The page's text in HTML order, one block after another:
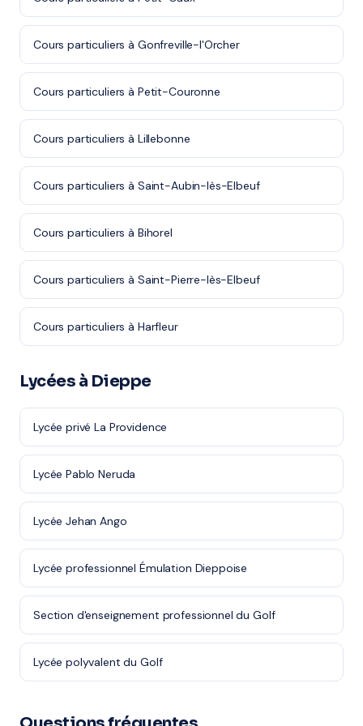
Cours particuliers à Gonfreville-l'Orcher
Cours particuliers à Petit-Couronne
Cours particuliers à Lillebonne
Cours particuliers à Saint-Aubin-lès-Elbeuf
Cours particuliers à Bihorel
Cours particuliers à Saint-Pierre-lès-Elbeuf
Cours particuliers à Harfleur
Lycées à Dieppe
Lycée privé La Providence
Lycée Pablo Neruda
Lycée Jehan Ango
Lycée professionnel Émulation Dieppoise
Section d'enseignement professionnel du Golf
Lycée polyvalent du Golf